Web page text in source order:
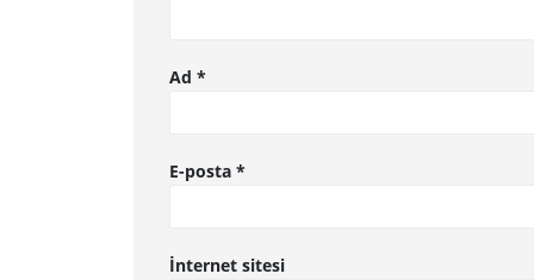
Ad *
E-posta *
İnternet sitesi